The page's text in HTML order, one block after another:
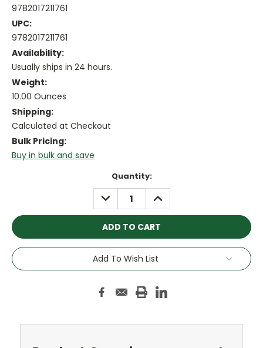
9782017211761
UPC:
9782017211761
Availability:
Usually ships in 24 hours.
Weight:
10.00 Ounces
Shipping:
Calculated at Checkout
Bulk Pricing:
Buy in bulk and save
Quantity:
DECREASE
QUANTITY:
INCREASE
QUANTITY:
Add To Wish List